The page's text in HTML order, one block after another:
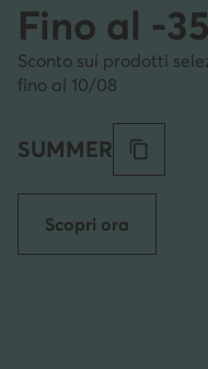
Fino al -
Sconto sui prodotti
fino al 10/08
SUMMER
Scopri ora